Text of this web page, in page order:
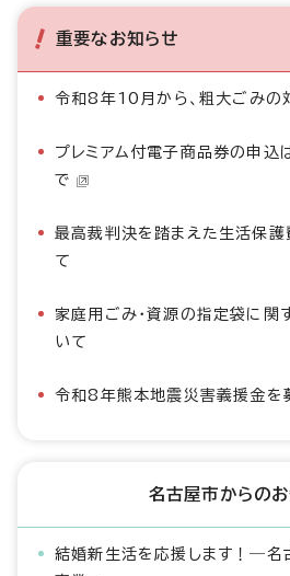
重要なお知らせ
令和8年10月から、粗大ごみの
プレミアム付電子商品券の申込
で
最高裁判決を踏まえた生活保
て
家庭用ごみ・資源の指定袋に関
いて
令和8年熊本地震災害義援金を
名古屋市からの
結婚新生活を応援します！―名